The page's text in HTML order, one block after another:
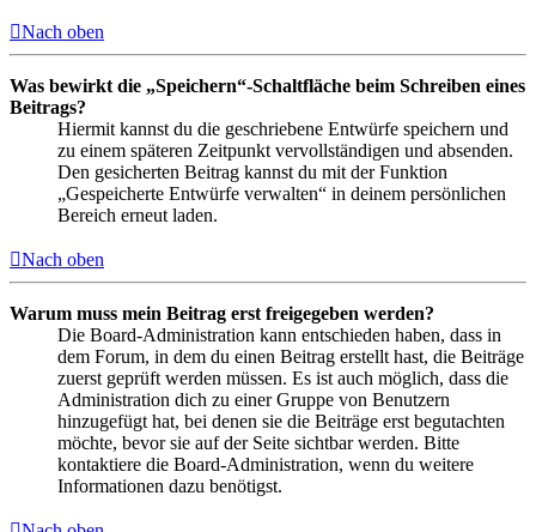
Nach oben
Was bewirkt die „Speichern“-Schaltfläche beim Schreiben eines
Beitrags?
Hiermit kannst du die geschriebene Entwürfe speichern und
zu einem späteren Zeitpunkt vervollständigen und absenden.
Den gesicherten Beitrag kannst du mit der Funktion
„Gespeicherte Entwürfe verwalten“ in deinem persönlichen
Bereich erneut laden.
Nach oben
Warum muss mein Beitrag erst freigegeben werden?
Die Board-Administration kann entschieden haben, dass in
dem Forum, in dem du einen Beitrag erstellt hast, die Beiträge
zuerst geprüft werden müssen. Es ist auch möglich, dass die
Administration dich zu einer Gruppe von Benutzern
hinzugefügt hat, bei denen sie die Beiträge erst begutachten
möchte, bevor sie auf der Seite sichtbar werden. Bitte
kontaktiere die Board-Administration, wenn du weitere
Informationen dazu benötigst.